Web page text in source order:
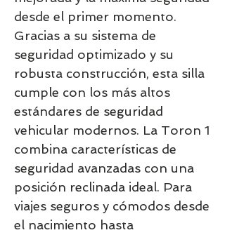
desde el primer momento.
Gracias a su sistema de
seguridad optimizado y su
robusta construcción, esta silla
cumple con los más altos
estándares de seguridad
vehicular modernos. La Toron 1
combina características de
seguridad avanzadas con una
posición reclinada ideal. Para
viajes seguros y cómodos desde
el nacimiento hasta